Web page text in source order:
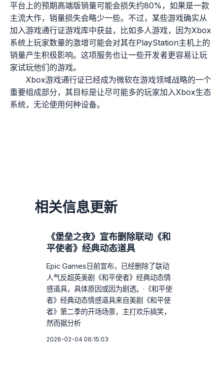
平台上的预期高端版销量可能会损失约80%，如果是一款
主流大作，销量损失会略少一些。不过，某些游戏确实从
加入游戏通行证游戏库中获益，比如多人游戏，因为Xbox
系统上玩家数量的激增可能会对其在PlayStation主机上的
销量产生积极影响。这项服务也让一些开发者更容易让玩
家试玩他们的游戏。
Xbox游戏通行证已经成为微软在游戏领域战略的一个
重要组成部分，其目标是让尽可能多的玩家加入Xbox生态
系统，无论使用何种设备。
相关信息更新
《堡垒之夜》宣布删除联动《和
平使者》经典动态道具
Epic Games日前宣布，已经删除了联动
人气反超英美剧《和平使者》经典动态情
感道具，具体原因或因为剧透。·《和平使
者》经典动态情感道具来自美剧《和平使
者》第二季的开场场景，主打欢乐搞笑，
然而据分析
2026-02-04 06:15:03